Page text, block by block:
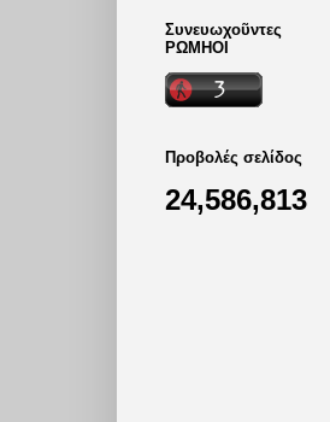
Συνευωχοῦντες
ΡΩΜΗΟΙ
Προβολές σελίδος
24,586,813